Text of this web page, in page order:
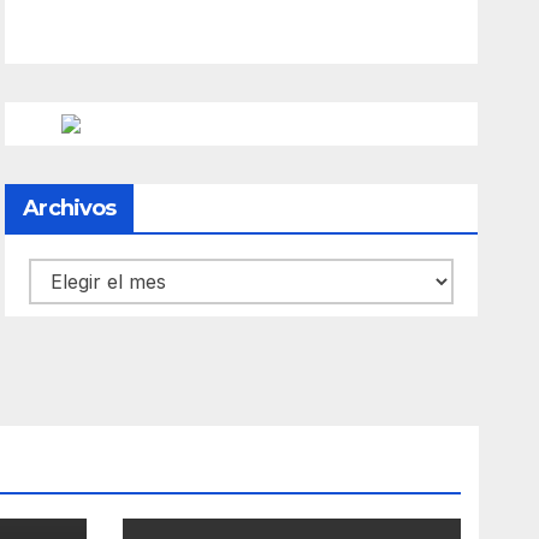
Archivos
Archivos